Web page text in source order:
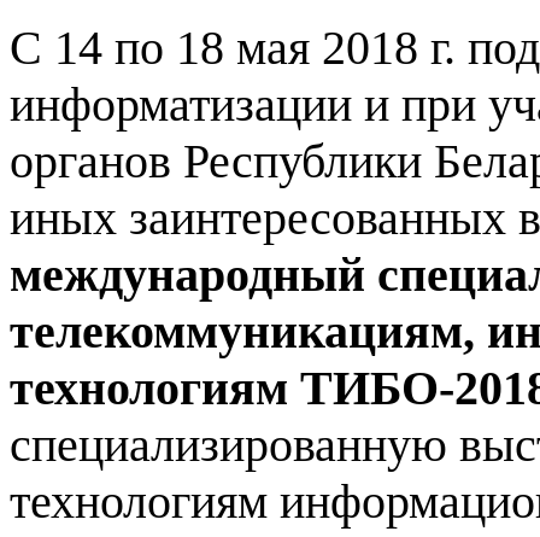
С 14 по 18 мая 2018 г.
информатизации и при
органов Республики
иных заинтересованных
международный
телекоммуникациям,
технологиям ТИБО-
специализированную
технологиям